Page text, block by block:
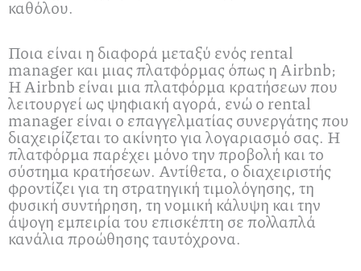
καθόλου.
Ποια είναι η διαφορά μεταξύ ενός rental
manager και μιας πλατφόρμας όπως η Airbnb;
Η Airbnb είναι μια πλατφόρμα κρατήσεων που
λειτουργεί ως ψηφιακή αγορά, ενώ ο rental
manager είναι ο επαγγελματίας συνεργάτης που
διαχειρίζεται το ακίνητο για λογαριασμό σας. Η
πλατφόρμα παρέχει μόνο την προβολή και το
σύστημα κρατήσεων. Αντίθετα, ο διαχειριστής
φροντίζει για τη στρατηγική τιμολόγησης, τη
φυσική συντήρηση, τη νομική κάλυψη και την
άψογη εμπειρία του επισκέπτη σε πολλαπλά
κανάλια προώθησης ταυτόχρονα.